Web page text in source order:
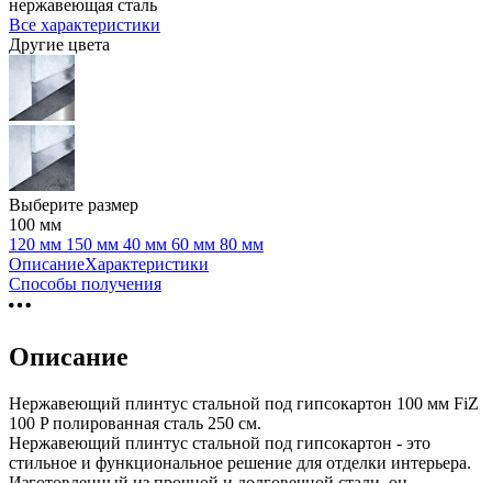
нержавеющая сталь
Все характеристики
Другие цвета
Выберите размер
100 мм
120 мм 150 мм 40 мм 60 мм 80 мм
ОписаниеХарактеристики
Способы получения
Описание
Нержавеющий плинтус стальной под гипсокартон 100 мм FiZ
100 P полированная сталь 250 см.
Нержавеющий плинтус стальной под гипсокартон - это
стильное и функциональное решение для отделки интерьера.